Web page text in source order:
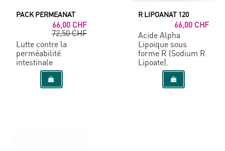
PACK PERMEANAT
66,00 CHF
72,50 CHF
Lutte contre la
perméabilité
intestinale
R LIPOANAT 120
66,00 CHF
Acide Alpha
Lipoïque sous
forme R (Sodium R
Lipoate).